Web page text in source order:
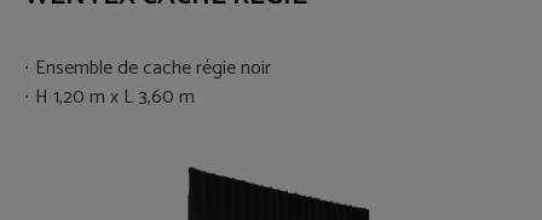
Ensemble de cache régie noir
H 1,20 m x L 3,60 m